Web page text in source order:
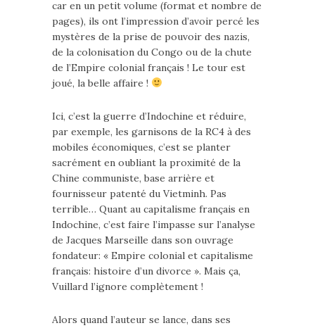
car en un petit volume (format et nombre de
pages), ils ont l’impression d’avoir percé les
mystères de la prise de pouvoir des nazis,
de la colonisation du Congo ou de la chute
de l’Empire colonial français ! Le tour est
joué, la belle affaire !
Ici, c’est la guerre d’Indochine et réduire,
par exemple, les garnisons de la RC4 à des
mobiles économiques, c’est se planter
sacrément en oubliant la proximité de la
Chine communiste, base arrière et
fournisseur patenté du Vietminh. Pas
terrible… Quant au capitalisme français en
Indochine, c’est faire l’impasse sur l’analyse
de Jacques Marseille dans son ouvrage
fondateur: « Empire colonial et capitalisme
français: histoire d’un divorce ». Mais ça,
Vuillard l’ignore complètement !
Alors quand l’auteur se lance, dans ses